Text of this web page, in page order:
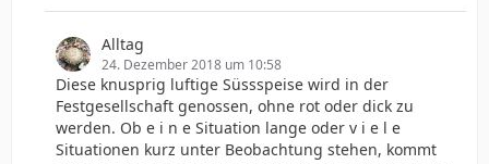
Alltag
24. Dezember 2018 um 10:58
Diese knusprig luftige Süssspeise wird in der
Festgesellschaft genossen, ohne rot oder dick zu
werden. Ob e i n e Situation lange oder v i e l e
Situationen kurz unter Beobachtung stehen, kommt